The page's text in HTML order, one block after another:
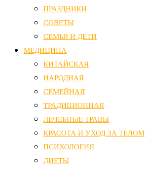
ПРАЗДНИКИ
СОВЕТЫ
СЕМЬЯ И ДЕТИ
МЕДИЦИНА
КИТАЙСКАЯ
НАРОДНАЯ
СЕМЕЙНАЯ
ТРАДИЦИОННАЯ
ЛЕЧЕБНЫЕ ТРАВЫ
КРАСОТА И УХОД ЗА ТЕЛОМ
ПСИХОЛОГИЯ
ДИЕТЫ